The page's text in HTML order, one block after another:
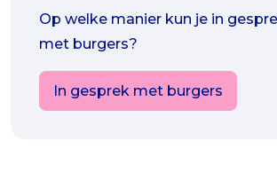
Op welke manier kun je in
met burgers?
In gesprek met burgers